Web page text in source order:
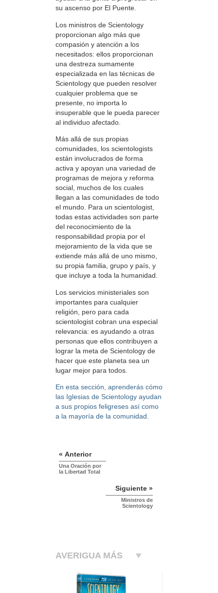
su ascenso por El Puente.
Los ministros de Scientology
proporcionan algo más que
compasión y atención a los
necesitados: ellos proporcionan
una destreza sumamente
especializada en las técnicas de
Scientology que pueden resolver
cualquier problema que se
presente, no importa lo
insuperable que le pueda parecer
al individuo afectado.
Más allá de sus propias
comunidades, los scientologists
están involucrados de forma
activa y apoyan una variedad de
programas de mejora y reforma
social, muchos de los cuales
llegan a las comunidades de todo
el mundo. Para un scientologist,
todas estas actividades son parte
del reconocimiento de la
responsabilidad propia por el
mejoramiento de la vida que se
extiende más allá de uno mismo,
su propia familia, grupo y país, y
que incluye a toda la humanidad.
Los servicios ministeriales son
importantes para cualquier
religión, pero para cada
scientologist cobran una especial
relevancia: es ayudando a otras
personas que ellos contribuyen a
lograr la meta de Scientology de
hacer que este planeta sea un
lugar mejor para todos.
En esta sección, aprenderás cómo
las Iglesias de Scientology ayudan
a sus propios feligreses así como
a la mayoría de la comunidad.
« Anterior
Una Oración por
la Libertad Total
Siguiente »
Ministros de
Scientology
AVERIGUA MÁS